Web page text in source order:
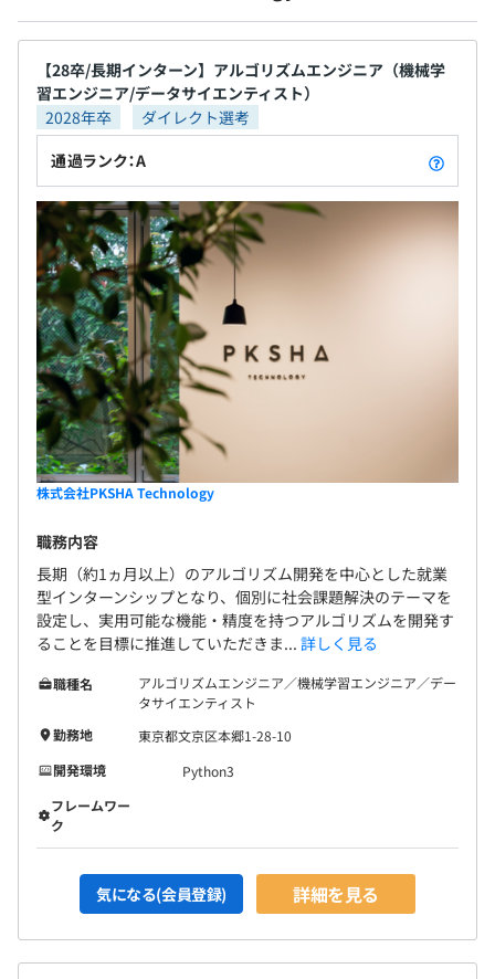
【28卒/長期インターン】アルゴリズムエンジニア（機械学
習エンジニア/データサイエンティスト）
2028年卒
ダイレクト選考
通過ランク：A
株式会社PKSHA Technology
職務内容
長期（約1ヵ月以上）のアルゴリズム開発を中心とした就業
型インターンシップとなり、個別に社会課題解決のテーマを
設定し、実用可能な機能・精度を持つアルゴリズムを開発す
ることを目標に推進していただきま... 詳しく見る
職種名
アルゴリズムエンジニア／機械学習エンジニア／デー
タサイエンティスト
勤務地
東京都文京区本郷1-28-10
開発環境
Python3
フレームワー
ク
気になる(会員登録) 詳細を見る